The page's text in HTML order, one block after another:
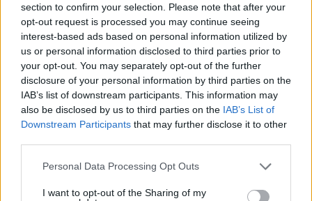
section to confirm your selection. Please note that after your
opt-out request is processed you may continue seeing
interest-based ads based on personal information utilized by
us or personal information disclosed to third parties prior to
your opt-out. You may separately opt-out of the further
disclosure of your personal information by third parties on the
IAB’s list of downstream participants. This information may
also be disclosed by us to third parties on the IAB’s List of
Downstream Participants that may further disclose it to other
Please note that this website/app uses one or more Google
not limited to your visit or usage behaviour. You may click to
Personal Data Processing Opt Outs
I want to opt-out of the Sharing of my